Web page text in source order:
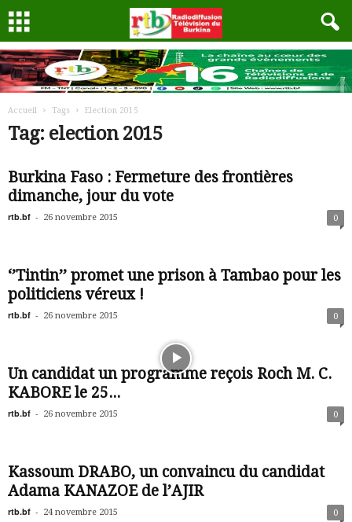
Accueil Tags Election 2015
Tag: election 2015
Burkina Faso : Fermeture des frontières
dimanche, jour du vote
rtb.bf - 26 novembre 2015 0
‘’Tintin’’ promet une prison à Tambao pour les
politiciens véreux !
rtb.bf - 26 novembre 2015 0
Un candidat un programme reçois Roch M. C.
KABORE le 25...
rtb.bf - 26 novembre 2015 0
Kassoum DRABO, un convaincu du candidat
Adama KANAZOE de l’AJIR
rtb.bf - 24 novembre 2015 0